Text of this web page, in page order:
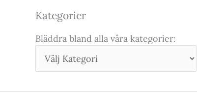
Kategorier
Bläddra bland alla våra kategorier: